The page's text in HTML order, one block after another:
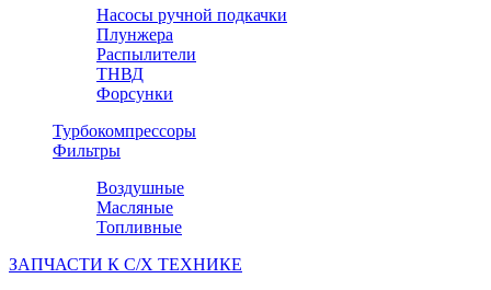
Насосы ручной подкачки
Плунжера
Распылители
ТНВД
Форсунки
Турбокомпрессоры
Фильтры
Воздушные
Масляные
Топливные
ЗАПЧАСТИ К С/Х ТЕХНИКЕ